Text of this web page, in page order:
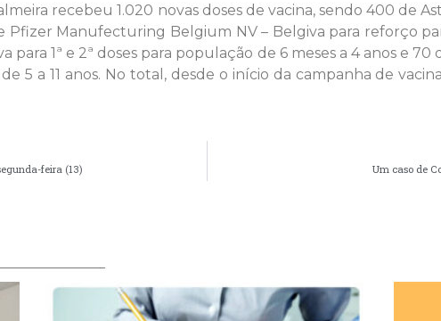
recebeu 1.020 novas doses de vacina, sendo 400 de
Pfizer Manufecturing Belgium NV – Belgiva para reforço
1ª e 2ª doses para população de 6 meses a 4 anos e
5 a 11 anos. No total, desde o início da campanha de
feira (13)
Um caso de